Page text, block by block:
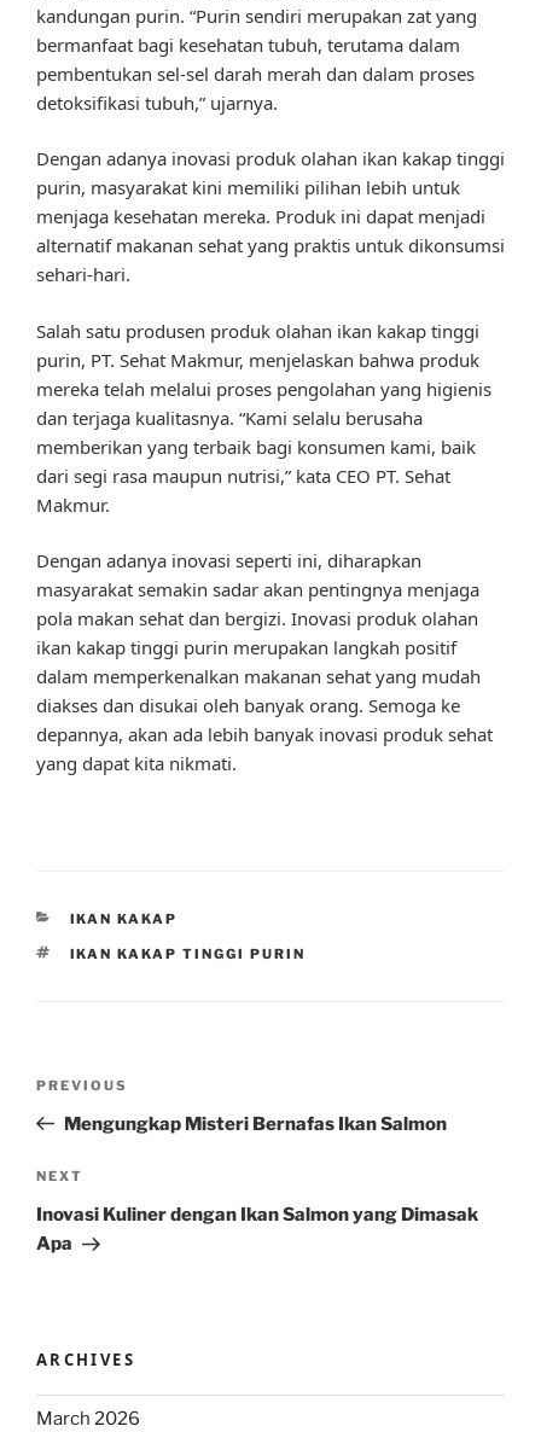
kandungan purin. “Purin sendiri merupakan zat yang
bermanfaat bagi kesehatan tubuh, terutama dalam
pembentukan sel-sel darah merah dan dalam proses
detoksifikasi tubuh,” ujarnya.
Dengan adanya inovasi produk olahan ikan kakap tinggi
purin, masyarakat kini memiliki pilihan lebih untuk
menjaga kesehatan mereka. Produk ini dapat menjadi
alternatif makanan sehat yang praktis untuk dikonsumsi
sehari-hari.
Salah satu produsen produk olahan ikan kakap tinggi
purin, PT. Sehat Makmur, menjelaskan bahwa produk
mereka telah melalui proses pengolahan yang higienis
dan terjaga kualitasnya. “Kami selalu berusaha
memberikan yang terbaik bagi konsumen kami, baik
dari segi rasa maupun nutrisi,” kata CEO PT. Sehat
Makmur.
Dengan adanya inovasi seperti ini, diharapkan
masyarakat semakin sadar akan pentingnya menjaga
pola makan sehat dan bergizi. Inovasi produk olahan
ikan kakap tinggi purin merupakan langkah positif
dalam memperkenalkan makanan sehat yang mudah
diakses dan disukai oleh banyak orang. Semoga ke
depannya, akan ada lebih banyak inovasi produk sehat
yang dapat kita nikmati.
CATEGORIES
IKAN KAKAP
TAGS
IKAN KAKAP TINGGI PURIN
Previous
Post
PREVIOUS
Mengungkap Misteri Bernafas Ikan Salmon
Next
Post
NEXT
Inovasi Kuliner dengan Ikan Salmon yang Dimasak
Apa
ARCHIVES
March 2026